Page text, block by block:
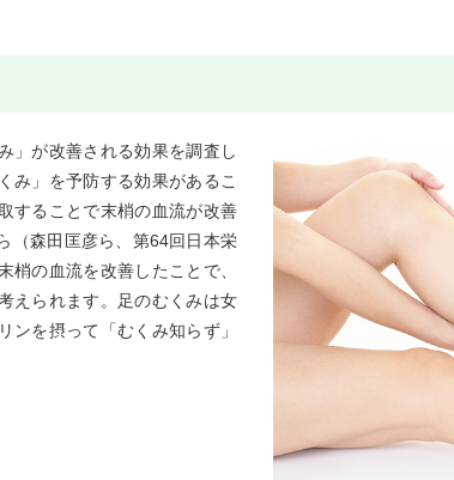
」が改善される効果を調査し
み」を予防する効果があるこ
することで末梢の血流が改善
（森田匡彦ら、第64回日本栄
梢の血流を改善したことで、
えられます。足のむくみは女
ンを摂って「むくみ知らず」